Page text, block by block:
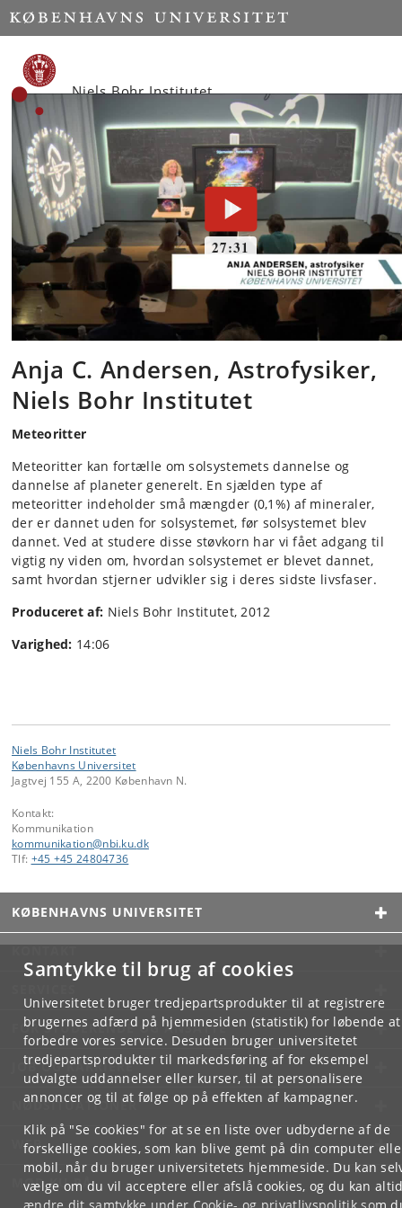
Samtykke til brug af cookies
Universitetet bruger tredjepartsprodukter til at registrere
brugernes adfærd på hjemmesiden (statistik) for løbende at
forbedre vores service. Desuden bruger universitetet
tredjepartsprodukter til markedsføring af for eksempel
udvalgte uddannelser eller kurser, til at personalisere
annoncer og til at følge op på effekten af kampagner.
Klik på "Se cookies" for at se en liste over udbyderne af de
forskellige cookies, som kan blive gemt på din computer
mobil, når du bruger universitetets hjemmeside. Du kan
vælge om du vil acceptere eller afslå cookies, og du kan
Start
Niels Bohr Institutet
Anja C. Andersen, Astrofysiker,
Niels Bohr Institutet
Meteoritter
Meteoritter kan fortælle om solsystemets dannelse og
dannelse af planeter generelt. En sjælden type af
meteoritter indeholder små mængder (0,1%) af mineraler,
der er dannet uden for solsystemet, før solsystemet blev
dannet. Ved at studere disse støvkorn har vi fået adgang til
vigtig ny viden om, hvordan solsystemet er blevet dannet,
samt hvordan stjerner udvikler sig i deres sidste livsfaser.
Produceret af: Niels Bohr Institutet, 2012
Varighed: 14:06
Niels Bohr Institutet
Københavns Universitet
Jagtvej 155 A, 2200 København N.
Kontakt:
Kommunikation
kommunikation@nbi.ku.dk
Tlf: +45 +45 24804736
KØBENHAVNS UNIVERSITET
KONTAKT
FOR STUDERENDE OG ANSATTE
JOB OG KARRIERE
NØDSITUATIONER
WEB
MØD KU PÅ